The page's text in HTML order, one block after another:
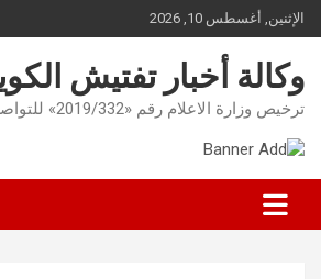
Skip
to
content
الإثنين, أغسطس 10, 2026
وكالة أخبار تفتيش
ترخيص وزارة الاعلام رقم «2019/332» للتواصل : 51787720